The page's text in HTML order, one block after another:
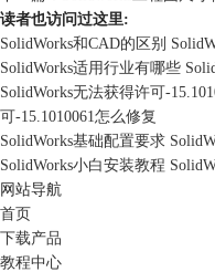
读者也访问过这里:
SolidWorks和CAD的区别
SolidWorks适用行业有哪些
SolidWorks无法获得许可-
可-15.1010061怎么修复
SolidWorks基础配置要求
SolidWorks小白安装教程
网站导航
首页
下载产品
教程中心